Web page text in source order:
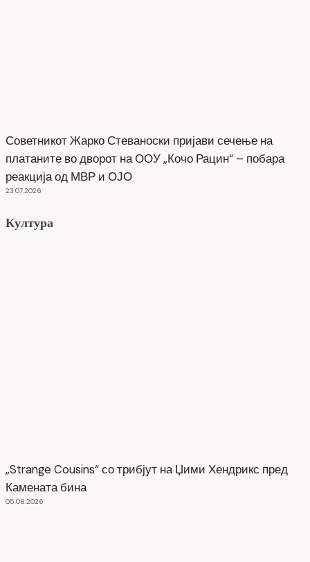
Советникот Жарко Стеваноски пријави сечење на
платаните во дворот на ООУ „Кочо Рацин“ – побара
реакција од МВР и ОЈО
23.07.2026
Култура
„Strange Cousins“ со трибјут на Џими Хендрикс пред
Камената бина
05.08.2026